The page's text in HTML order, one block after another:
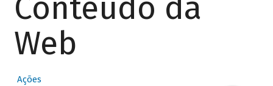
Conteúdo da
Web
Ações